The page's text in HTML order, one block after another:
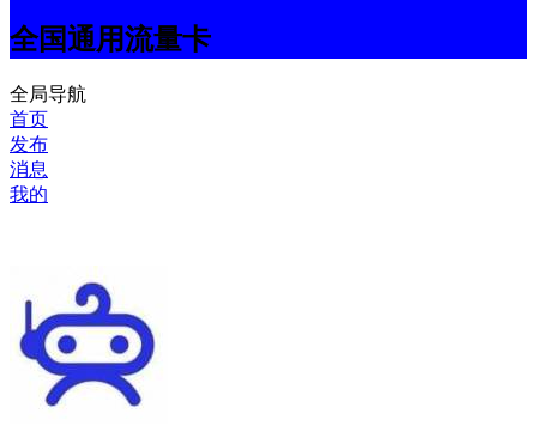
全国通用流量卡
全局导航
首页
发布
消息
我的